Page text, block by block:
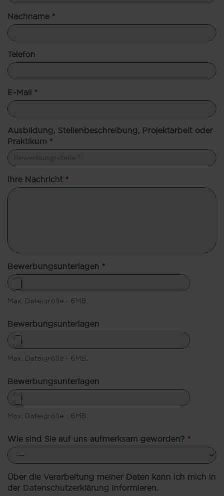
Nachname *
Telefon
E-Mail *
Ausbildung, Stellenbeschreibung, Projektarbeit oder
Praktikum *
Ihre Nachricht *
Bewerbungsunterlagen *
Max. Dateigröße - 6MB.
Bewerbungsunterlagen
Max. Dateigröße - 6MB.
Bewerbungsunterlagen
Max. Dateigröße - 6MB.
Wie sind Sie auf uns aufmerksam geworden? *
Über die Verarbeitung meiner Daten kann ich mich in
der Datenschutzerklärung informieren.